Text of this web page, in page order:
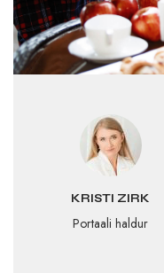
KRISTI ZIRK
Portaali haldur